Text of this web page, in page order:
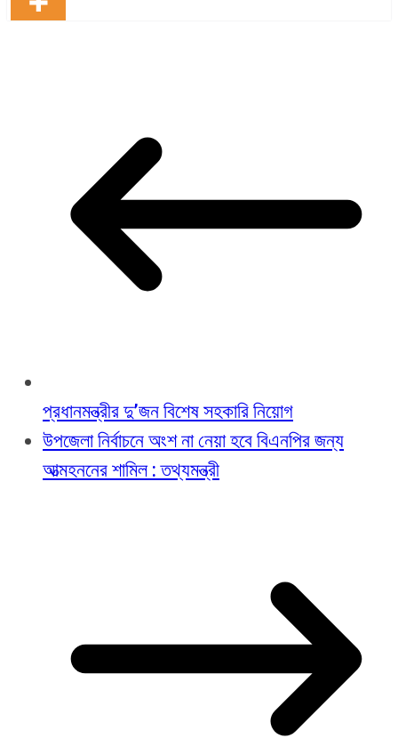
প্রধানমন্ত্রীর দু’জন বিশেষ সহকারি নিয়োগ
উপজেলা নির্বাচনে অংশ না নেয়া হবে বিএনপির জন্য
আত্মহননের শামিল : তথ্যমন্ত্রী